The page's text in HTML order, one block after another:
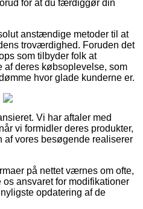
for at du færdiggør din
anstændige metoder til at
troværdighed. Foruden det
som tilbyder folk at
deres købsoplevelse, som
hvor glade kunderne er.
Vi har aftaler med
vi formidler deres produkter,
af vores besøgende realiserer
på nettet værnes om ofte,
ansvaret for modifikationer
opdatering af de